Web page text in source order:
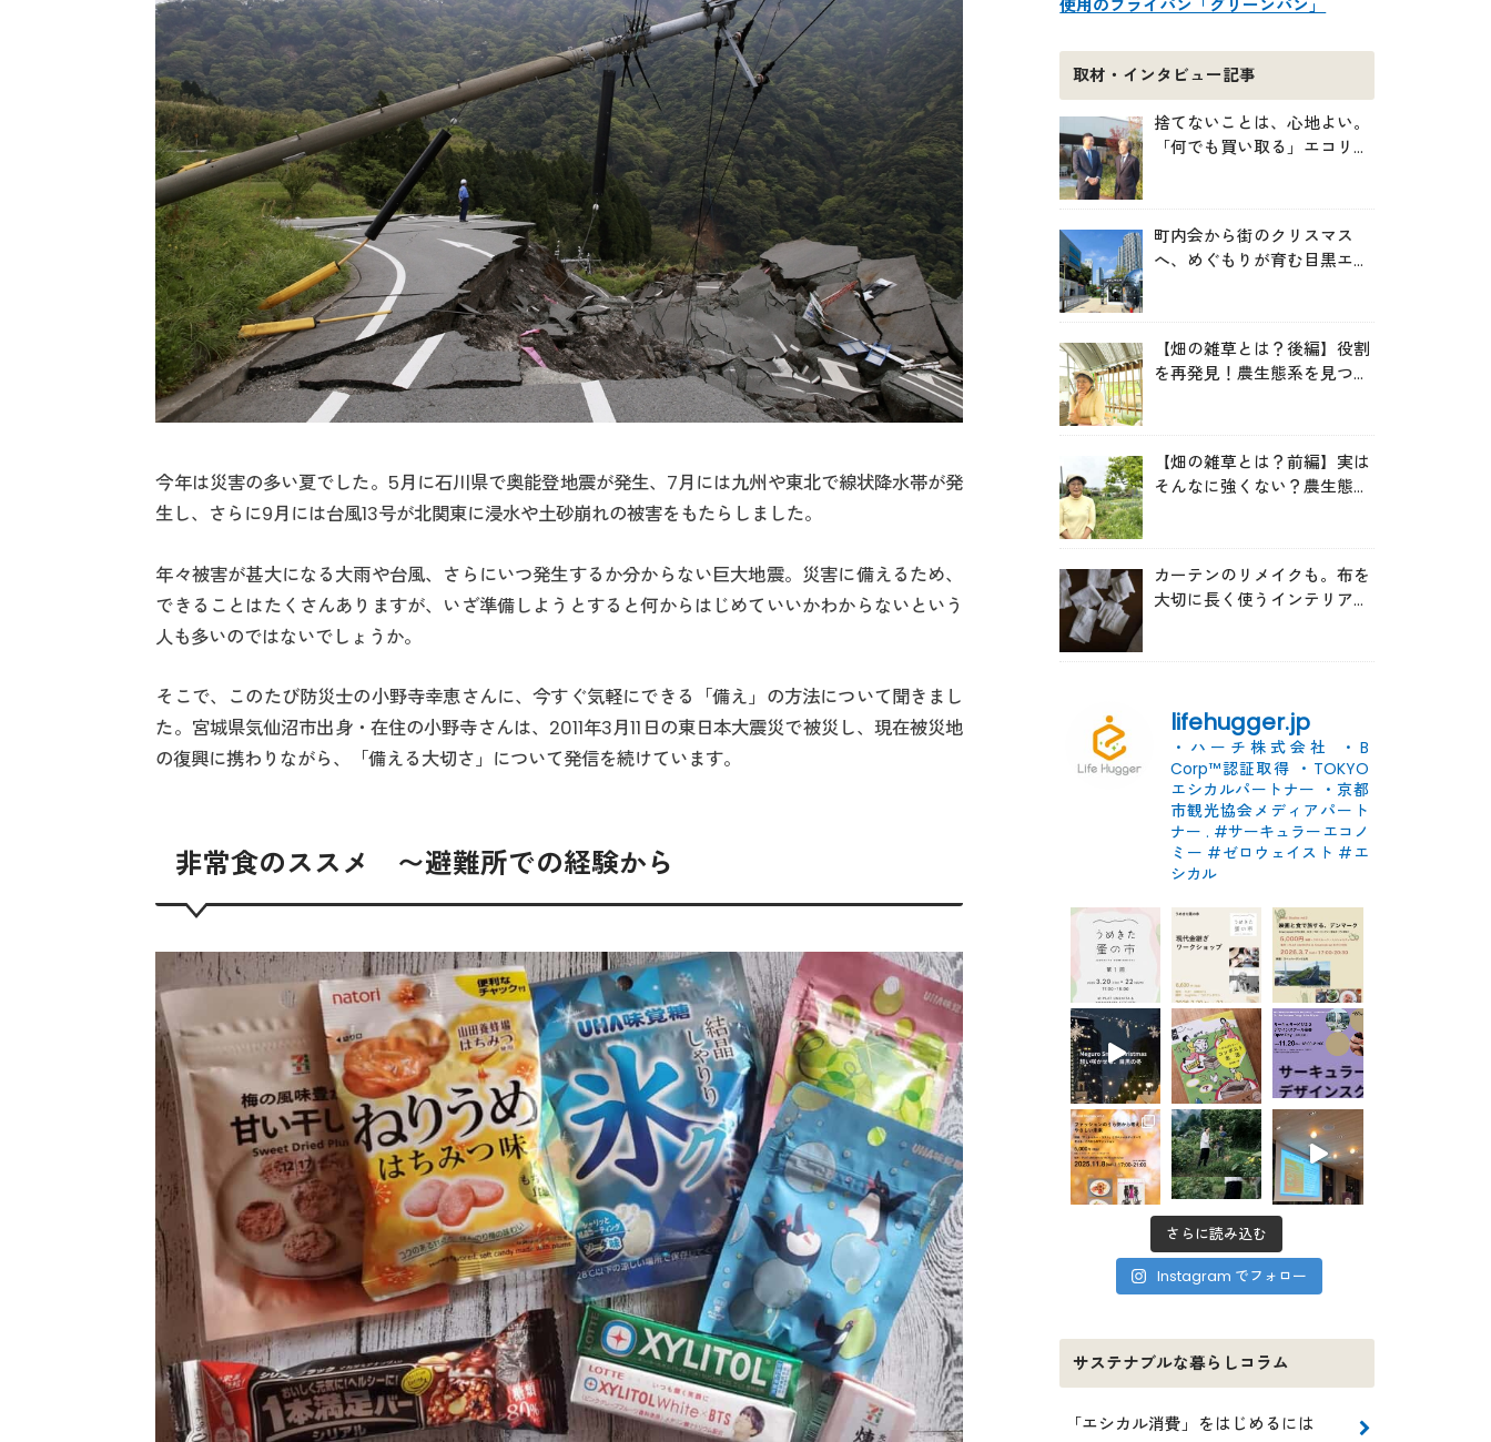
今年は災害の多い夏でした。5月に石川県で奥能登地震が発生、7月には九州や東北で線状降水帯が発
生し、さらに9月には台風13号が北関東に浸水や土砂崩れの被害をもたらしました。
年々被害が甚大になる大雨や台風、さらにいつ発生するか分からない巨大地震。災害に備えるため、
できることはたくさんありますが、いざ準備しようとすると何からはじめていいかわからないという
人も多いのではないでしょうか。
そこで、このたび防災士の小野寺幸恵さんに、今すぐ気軽にできる「備え」の方法について聞きまし
た。宮城県気仙沼市出身・在住の小野寺さんは、2011年3月11日の東日本大震災で被災し、現在被災地
の復興に携わりながら、「備える大切さ」について発信を続けています。
非常食のススメ 〜避難所での経験から
使用のフライパン「グリーンパン」
取材・インタビュー記事
捨てないことは、心地よい。
「何でも買い取る」エコリン
町内会から街のクリスマス
へ、めぐもりが育む目黒エリ
【畑の雑草とは？後編】役割
を再発見！農生態系を見つめ
【畑の雑草とは？前編】実は
そんなに強くない？農生態系
カーテンのリメイクも。布を
大切に長く使うインテリアの
lifehugger.jp
・ハーチ株式会社
・B
Corp™認証取得 ・TOKYO
エシカルパートナー ・京都
市観光協会メディアパート
ナー . #サーキュラーエコノ
ミー #ゼロウェイスト #エ
シカル
さらに読み込む
Instagram でフォロー
サステナブルな暮らしコラム
「エシカル消費」をはじめるには